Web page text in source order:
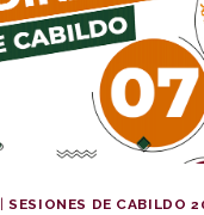
|SESIONES DE CABILDO